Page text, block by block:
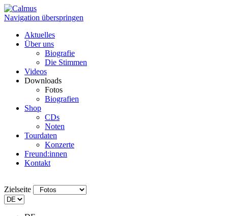
Navigation überspringen
Aktuelles
Über uns
Biografie
Die Stimmen
Videos
Downloads
Fotos
Biografien
Shop
CDs
Noten
Tourdaten
Konzerte
Freund:innen
Kontakt
Zielseite